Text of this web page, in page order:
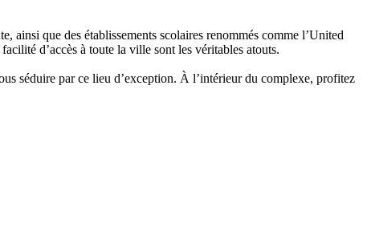
ainsi que des établissements scolaires renommés comme l’United
d’accès à toute la ville sont les véritables atouts.
séduire par ce lieu d’exception. À l’intérieur du complexe, profitez